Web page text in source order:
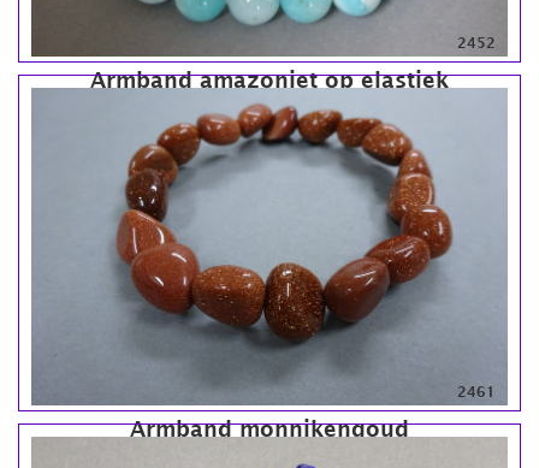
Armband amazoniet op elastiek
2452
Armband monnikengoud
2461